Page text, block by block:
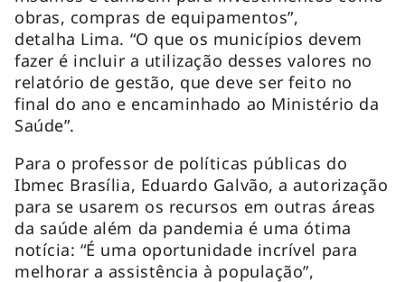
obras, compras de equipamentos”,
detalha Lima. “O que os municípios devem
fazer é incluir a utilização desses valores no
relatório de gestão, que deve ser feito no
final do ano e encaminhado ao Ministério da
Saúde”.
Para o professor de políticas públicas do
Ibmec Brasília, Eduardo Galvão, a autorização
para se usarem os recursos em outras áreas
da saúde além da pandemia é uma ótima
notícia: “É uma oportunidade incrível para
melhorar a assistência à população”,